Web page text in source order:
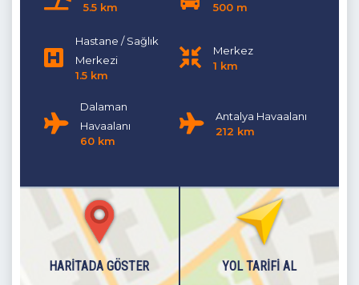
görülmediği takdirde depozito miktarı misafire iade
Dışarıdaki havuzlarımız 1 Kasım - 30 Nisan tarihlerinde hava
şartlarından dolayı kullanıma kapatılmasından dolayı
5.5 km
500 m
Hastane / Sağlık
Merkezi
1.5 km
Merkez
1 km
Dalaman
Havaalanı
60 km
Antalya Havaalanı
212 km
HARITADA GÖSTER YOL TARIFI AL